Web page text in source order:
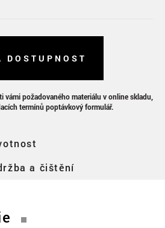
DOSTUPNOST
vámi požadovaného materiálu v online skladu,
termínů poptávkový formulář.
a čištění